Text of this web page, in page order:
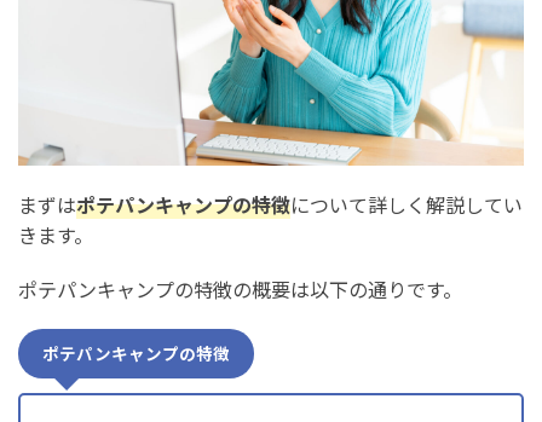
まずはポテパンキャンプの特徴について詳しく解説してい
きます。
ポテパンキャンプの特徴の概要は以下の通りです。
ポテパンキャンプの特徴